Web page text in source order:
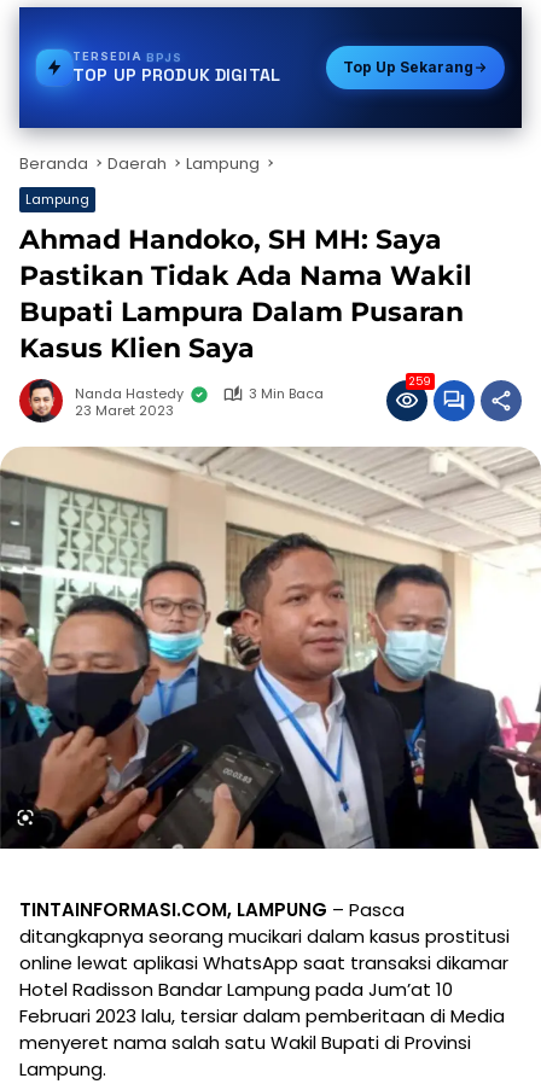
TERSEDIAE-WALLET
TOP UP PRODUK DIGITAL Top Up Sekarang
Beranda Daerah Lampung
Lampung
Ahmad Handoko, SH MH: Saya
Pastikan Tidak Ada Nama Wakil
Bupati Lampura Dalam Pusaran
Kasus Klien Saya
Nanda Hastedy
3 Min Baca
23 Maret 2023
259
TINTAINFORMASI.COM, LAMPUNG – Pasca
ditangkapnya seorang mucikari dalam kasus prostitusi
online lewat aplikasi WhatsApp saat transaksi dikamar
Hotel Radisson Bandar Lampung pada Jum’at 10
Februari 2023 lalu, tersiar dalam pemberitaan di Media
menyeret nama salah satu Wakil Bupati di Provinsi
Lampung.